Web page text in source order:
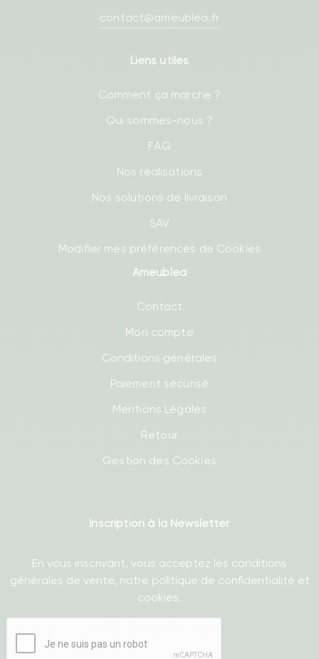
contact@ameublea.fr
Liens utiles
Comment ça marche ?
Qui sommes-nous ?
FAQ
Nos réalisations
Nos solutions de livraison
SAV
Modifier mes préférences de Cookies
Ameublea
Contact
Mon compte
Conditions générales
Paiement sécurisé
Mentions Légales
Retour
Gestion des Cookies
Inscription à la Newsletter
En vous inscrivant, vous acceptez les conditions
générales de vente, notre politique de confidentialité et
cookies.